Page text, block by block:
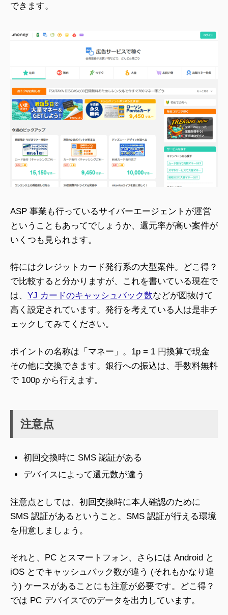
できます。
ASP 事業も行っているサイバーエージェントが運営
ということもあってでしょうか、還元率が高い案件が
いくつも見られます。
特にはクレジットカード発行系の大型案件。どこ得？
で比較すると分かりますが、これを書いている現在で
は、 YJ カードのキャッシュバック数などが図抜けて
高く設定されています。発行を考えている人は是非チ
ェックしてみてください。
ポイントの名称は「マネー」。1p = 1 円換算で現金
その他に交換できます。銀行への振込は、手数料無料
で 100p から行えます。
注意点
初回交換時に SMS 認証がある
デバイスによって還元数が違う
注意点としては、初回交換時に本人確認のために
SMS 認証があるということ。SMS 認証が行える環境
を用意しましょう。
それと、PC とスマートフォン、さらには Android と
iOS とでキャッシュバック数が違う (それもかなり違
う) ケースがあることにも注意が必要です。どこ得？
では PC デバイスでのデータを出力しています。